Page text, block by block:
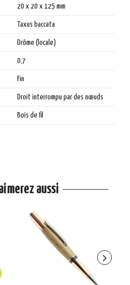
20 x 20 x 125 mm
Taxus baccata
Drôme (locale)
0,7
Fin
Droit interrompu par des nœuds
Bois de fil
aussi